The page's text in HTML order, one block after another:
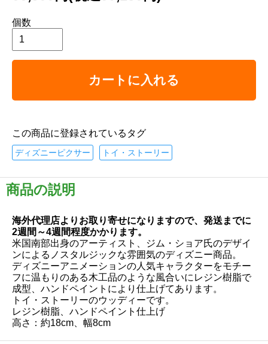
個数
カートに入れる
この商品に登録されているタグ
ディズニーピクサー トイ・ストーリー
商品の説明
海外代理店よりお取り寄せになりますので、発送までに
2週間～4週間程度かかります。
米国南部出身のアーティスト、ジム・ショア氏のデザイ
ンによるノスタルジックな雰囲気のディズニー商品。
ディズニーアニメーションの人気キャラクターをモチー
フに温もりのある木工品のような風合いにレジン樹脂で
成型、ハンドペイントにより仕上げてあります。
トイ・ストーリーのウッディーです。
レジン樹脂、ハンドペイント仕上げ
高さ：約18cm、幅8cm